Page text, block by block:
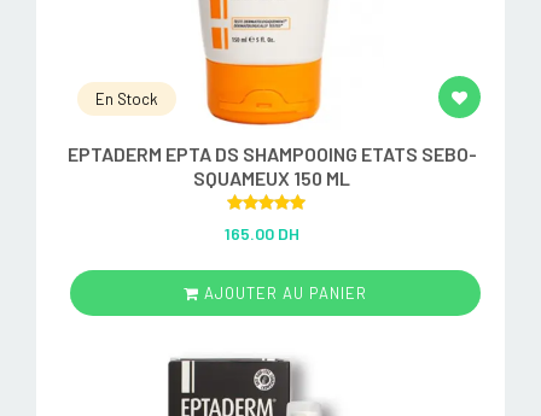
En Stock
EPTADERM EPTA DS SHAMPOOING ETATS SEBO-
SQUAMEUX 150 ML
out of 5
165.00 DH
AJOUTER AU PANIER